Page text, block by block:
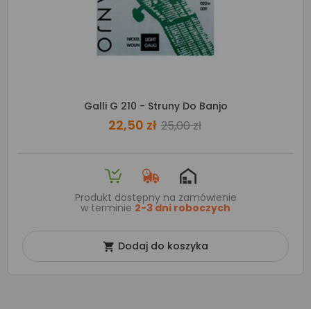
Galli G 210 - Struny Do Banjo
22,50 zł 25,00 zł
Produkt dostępny na zamówienie
w terminie 2-3 dni roboczych
 Dodaj do koszyka